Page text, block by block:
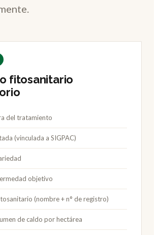
fitosanitario
del tratamiento
(vinculada a SIGPAC)
objetivo
(nombre + n° de registro)
de caldo por hectárea